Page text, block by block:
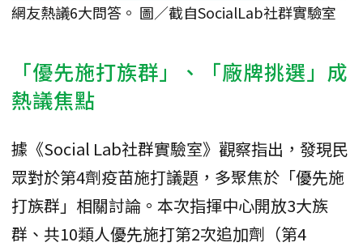
網友熱議6大問答。 圖／截自SocialLab社群實驗室
「優先施打族群」、「廠牌挑選」成
熱議焦點
據《Social Lab社群實驗室》觀察指出，發現民
眾對於第4劑疫苗施打議題，多聚焦於「優先施
打族群」相關討論。本次指揮中心開放3大族
群、共10類人優先施打第2次追加劑（第4